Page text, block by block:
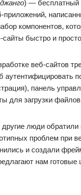
) — бесплатный
компонентов,
сайты быстро и
веб-сайтов
аутентифицировать
панель
для загрузки файлов
люди обратили
проблем при
и создали
нам